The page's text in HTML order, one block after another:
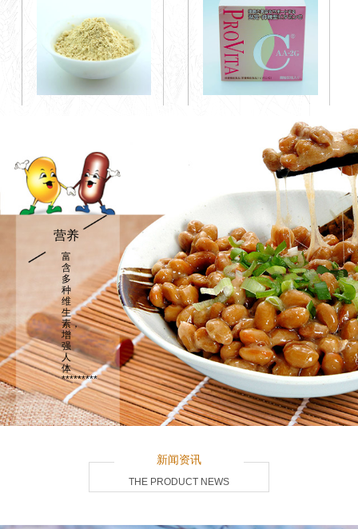
营养
富
含
多
种
维
生
素，
增
强
人
体
*********
THE PRODUCT NEWS
新闻资讯